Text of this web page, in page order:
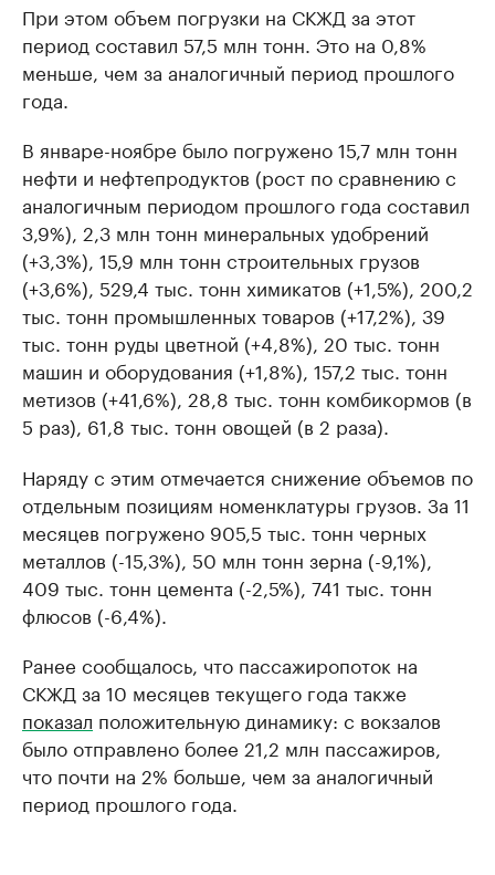
При этом объем погрузки на СКЖД за этот
период составил 57,5 млн тонн. Это на 0,8%
меньше, чем за аналогичный период прошлого
года.
В январе-ноябре было погружено 15,7 млн тонн
нефти и нефтепродуктов (рост по сравнению с
аналогичным периодом прошлого года составил
3,9%), 2,3 млн тонн минеральных удобрений
(+3,3%), 15,9 млн тонн строительных грузов
(+3,6%), 529,4 тыс. тонн химикатов (+1,5%), 200,2
тыс. тонн промышленных товаров (+17,2%), 39
тыс. тонн руды цветной (+4,8%), 20 тыс. тонн
машин и оборудования (+1,8%), 157,2 тыс. тонн
метизов (+41,6%), 28,8 тыс. тонн комбикормов (в
5 раз), 61,8 тыс. тонн овощей (в 2 раза).
Наряду с этим отмечается снижение объемов по
отдельным позициям номенклатуры грузов. За 11
месяцев погружено 905,5 тыс. тонн черных
металлов (-15,3%), 50 млн тонн зерна (-9,1%),
409 тыс. тонн цемента (-2,5%), 741 тыс. тонн
флюсов (-6,4%).
Ранее сообщалось, что пассажиропоток на
СКЖД за 10 месяцев текущего года также
показал положительную динамику: ​с вокзалов
было отправлено более 21,2 млн пассажиров,
что почти на 2% больше, чем за аналогичный
период прошлого года.